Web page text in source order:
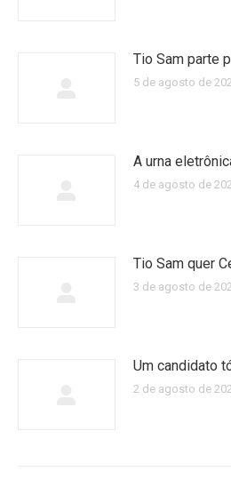
Tio Sam parte
5 de agosto de
A urna
4 de agosto de
Tio Sam quer
3 de agosto de
Um candidato
2 de agosto de